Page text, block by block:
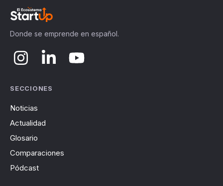
Donde se emprende en español.
SECCIONES
Noticias
Actualidad
Glosario
Comparaciones
Pódcast